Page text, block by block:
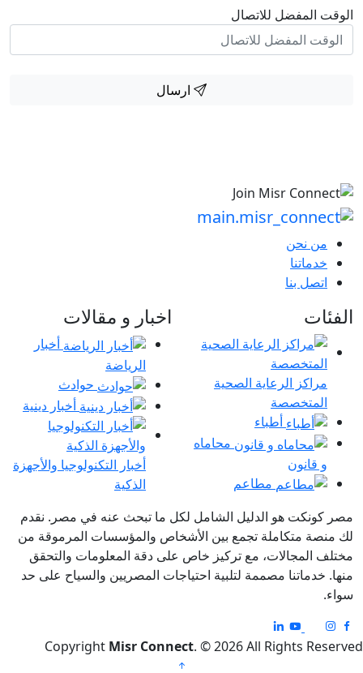
الوقت المفضل للاتصال
ارسال
من نحن
خدماتنا
اتصل بنا
الفئات
مراكز الرعاية الصحية
المتخصصة
أطباء
محاماه
و قانون
مطاعم
اخبار و مقالات
أخبار
الرياضة
حوادث
أخبار دينية
أخبار التكنولوجيا والأجهزة
الذكية
مصر كونكت هو الدليل الشامل لكل ما تبحث عنه في مصر. نقدم
لك منصة متكاملة تجمع بين الأشخاص والمؤسسات المرموقة من
مختلف المجالات، مع تركيز خاص على دقة المعلومات والتحقق
منها. خدماتنا مصممة لتلبية احتياجات المصريين والسياح على حد
سواء.
Copyright Misr Connect. © 2026 All Rights Reserved